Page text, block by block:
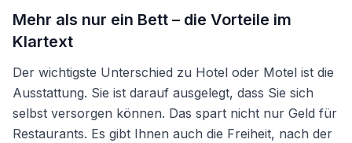
Mehr als nur ein Bett – die Vorteile im
Klartext
Der wichtigste Unterschied zu Hotel oder Motel ist die
Ausstattung. Sie ist darauf ausgelegt, dass Sie sich
selbst versorgen können. Das spart nicht nur Geld für
Restaurants. Es gibt Ihnen auch die Freiheit, nach der